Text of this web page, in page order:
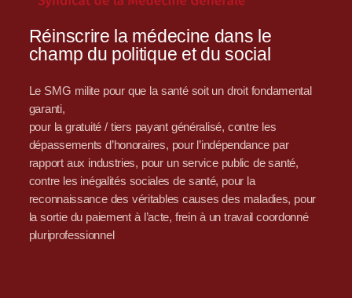
Réinscrire la médecine dans le
champ du politique et du social
Le SMG milite pour que la santé soit un droit fondamental
garanti,
pour la gratuité / tiers payant généralisé, contre les
dépassements d’honoraires, pour l’indépendance par
rapport aux industries, pour un service public de santé,
contre les inégalités sociales de santé, pour la
reconnaissance des véritables causes des maladies, pour
la sortie du paiement à l’acte, frein à un travail coordonné
pluriprofessionnel